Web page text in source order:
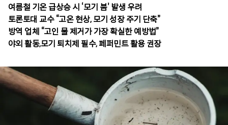
여름철 기온 급상승 시 ‘모기 붐’ 발생 우려
토론토대 교수 “고온 현상, 모기 성장 주기 단축”
방역 업체 “고인 물 제거가 가장 확실한 예방법”
야외 활동,모기 퇴치제 필수, 페퍼민트 활용 권장